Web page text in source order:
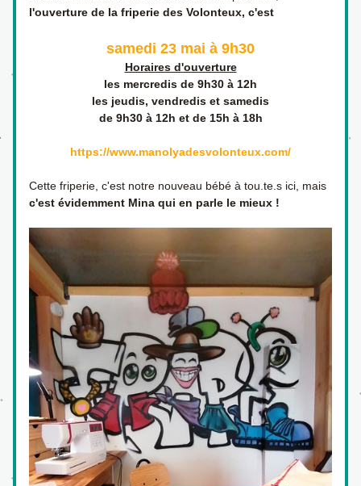
l'ouverture de la friperie des Volonteux, c'est
samedi 23 mai à 9h30
Horaires d'ouverture
les mercredis de 9h30 à 12h
les jeudis, vendredis et samedis
de 9h30 à 12h et de 15h à 18h
https://www.manolyadesvolonteux.com/
c'est évidemment Mina qui en parle le mieux !